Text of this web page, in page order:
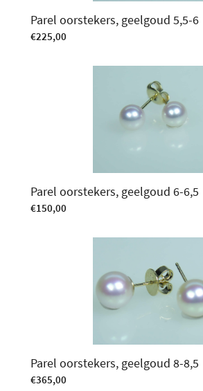
Parel oorstekers, geelgoud 5,5-6
€225,00
Parel oorstekers, geelgoud 6-6,5
€150,00
Parel oorstekers, geelgoud 8-8,5
€365,00